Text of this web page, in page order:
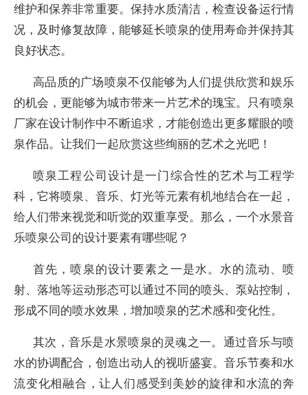
维护和保养非常重要。保持水质清洁，检查设备运行情
况，及时修复故障，能够延长喷泉的使用寿命并保持其
良好状态。
高品质的广场喷泉不仅能够为人们提供欣赏和娱乐
的机会，更能够为城市带来一片艺术的瑰宝。只有喷泉
厂家在设计制作中不断追求，才能创造出更多耀眼的喷
泉作品。让我们一起欣赏这些绚丽的艺术之光吧！
喷泉工程公司设计是一门综合性的艺术与工程学
科，它将喷泉、音乐、灯光等元素有机地结合在一起，
给人们带来视觉和听觉的双重享受。那么，一个水景音
乐喷泉公司的设计要素有哪些呢？
首先，喷泉的设计要素之一是水。水的流动、喷
射、落地等运动形态可以通过不同的喷头、泵站控制，
形成不同的喷水效果，增加喷泉的艺术感和变化性。
其次，音乐是水景喷泉的灵魂之一。通过音乐与喷
水的协调配合，创造出动人的视听盛宴。音乐节奏和水
流变化相融合，让人们感受到美妙的旋律和水流的奔